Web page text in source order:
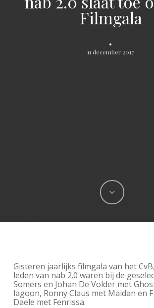
Filmgala
.
11 december 2017
Gisteren jaarlijks filmgala van het
leden van nab 2.0 waren bij de
Somers en Johan De Volder met
lagoon, Ronny Claus met Maidan en
Daele met Fenrissa.